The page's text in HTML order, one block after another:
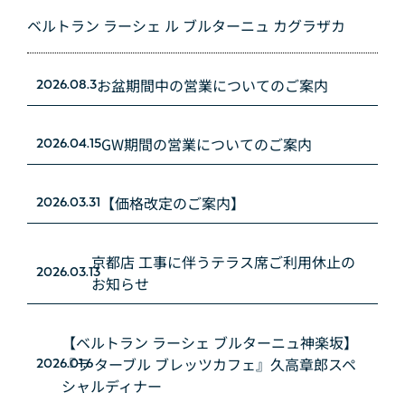
ベルトラン ラーシェ ル ブルターニュ カグラザカ
2026.08.3お盆期間中の営業についてのご案内
2026.04.15GW期間の営業についてのご案内
2026.03.31 【価格改定のご案内】
2026.03.13京都店 工事に伴うテラス席ご利用休止の
お知らせ
2026.01.6
【ベルトラン ラーシェ ブルターニュ神楽坂】
『ラ ターブル ブレッツカフェ』久高章郎スペ
シャルディナー